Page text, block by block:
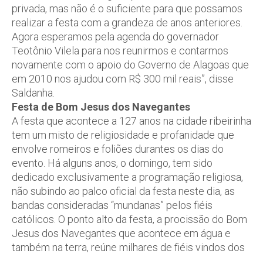
privada, mas não é o suficiente para que possamos
realizar a festa com a grandeza de anos anteriores.
Agora esperamos pela agenda do governador
Teotônio Vilela para nos reunirmos e contarmos
novamente com o apoio do Governo de Alagoas que
em 2010 nos ajudou com R$ 300 mil reais”, disse
Saldanha.
Festa de Bom Jesus dos Navegantes
A festa que acontece a 127 anos na cidade ribeirinha
tem um misto de religiosidade e profanidade que
envolve romeiros e foliões durantes os dias do
evento. Há alguns anos, o domingo, tem sido
dedicado exclusivamente a programação religiosa,
não subindo ao palco oficial da festa neste dia, as
bandas consideradas “mundanas” pelos fiéis
católicos. O ponto alto da festa, a procissão do Bom
Jesus dos Navegantes que acontece em água e
também na terra, reúne milhares de fiéis vindos dos